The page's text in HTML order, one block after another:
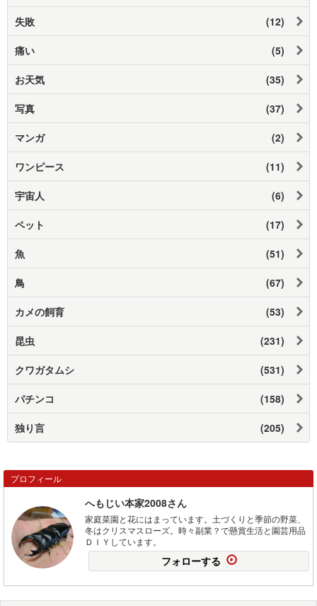
失敗 (12)
痛い (5)
お天気 (35)
写真 (37)
マンガ (2)
ワンピース (11)
宇宙人 (6)
ペット (17)
魚 (51)
鳥 (67)
カメの飼育 (53)
昆虫 (231)
クワガタムシ (531)
パチンコ (158)
独り言 (205)
プロフィール
へもじい本家2008さん
家庭菜園と花にはまっています。土づくりと季節の野菜、
冬はクリスマスローズ。時々副業？で懸賞生活と園芸用品
ＤＩＹしています。
フォローする